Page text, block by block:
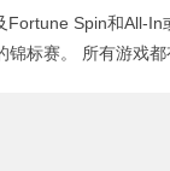
Spin和All-
锦标赛。 所有游戏